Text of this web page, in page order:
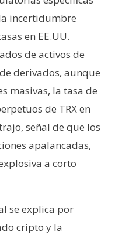
incertidumbre
en EE.UU.
de activos de
derivados, aunque
masivas, la tasa de
de TRX en
señal de que los
apalancadas,
a corto
se explica por
cripto y la